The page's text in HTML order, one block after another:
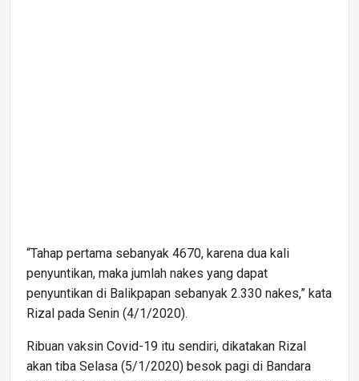
“Tahap pertama sebanyak 4670, karena dua kali
penyuntikan, maka jumlah nakes yang dapat
penyuntikan di Balikpapan sebanyak 2.330 nakes,” kata
Rizal pada Senin (4/1/2020).
Ribuan vaksin Covid-19 itu sendiri, dikatakan Rizal
akan tiba Selasa (5/1/2020) besok pagi di Bandara